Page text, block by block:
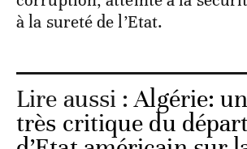
à la sureté de l’Etat.
Lire aussi :Algérie:
très critique du